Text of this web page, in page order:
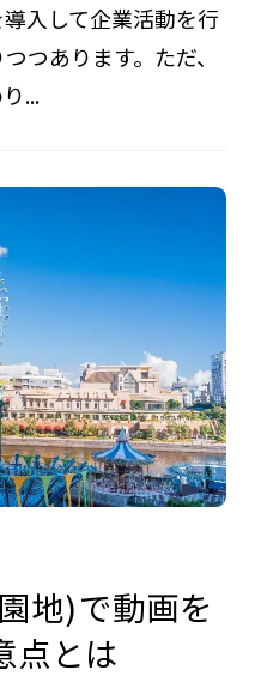
入して企業活動を行
つあります。ただ、
...
地)で動画を
点とは